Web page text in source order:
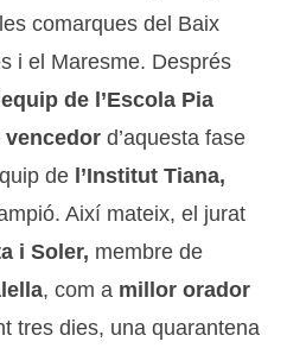
comarques del Baix
i el Maresme. Després
de l’Escola Pia
vencedor d’aquesta fase
de l’Institut Tiana,
Així mateix, el jurat
i Soler, membre de
, com a millor orador
tres dies, una quarantena